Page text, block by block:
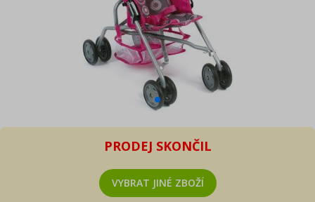
PRODEJ SKONČIL
VYBRAT JINÉ ZBOŽÍ